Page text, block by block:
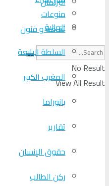
منوعات
ثقافة و فنون
No Result
View All Result
الجالية
السلطة الرابعة
المغرب الكبير
بانوراما
تقارير
حقوق الإنسان
ركن الطالب